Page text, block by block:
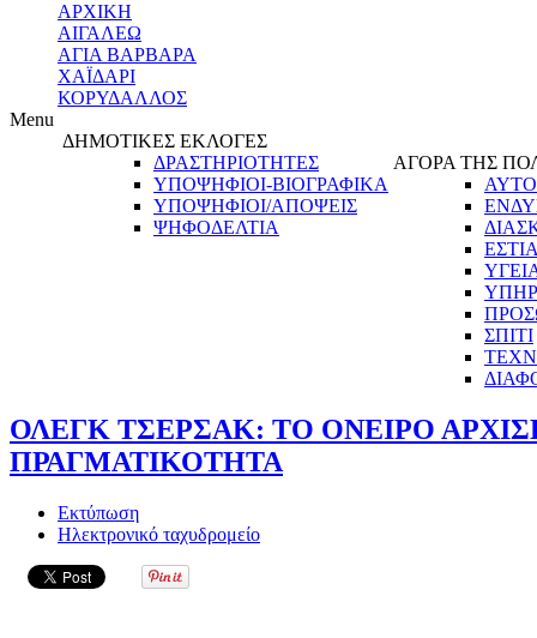
ΑΡΧΙΚΗ
ΑΙΓΑΛΕΩ
ΑΓΙΑ ΒΑΡΒΑΡΑ
ΧΑΪΔΑΡΙ
ΚΟΡΥΔΑΛΛΟΣ
Menu
ΔΗΜΟΤΙΚΕΣ ΕΚΛΟΓΕΣ
ΔΡΑΣΤΗΡΙΟΤΗΤΕΣ
ΥΠΟΨΗΦΙΟΙ-ΒΙΟΓΡΑΦΙΚΑ
ΥΠΟΨΗΦΙΟΙ/ΑΠΟΨΕΙΣ
ΨΗΦΟΔΕΛΤΙΑ
ΑΓΟΡΑ ΤΗΣ
ΣΠΙΤΙ
ΟΛΕΓΚ ΤΣΕΡΣΑΚ: ΤΟ ΟΝΕΙΡΟ
ΠΡΑΓΜΑΤΙΚΟΤΗΤΑ
Εκτύπωση
Ηλεκτρονικό ταχυδρομείο